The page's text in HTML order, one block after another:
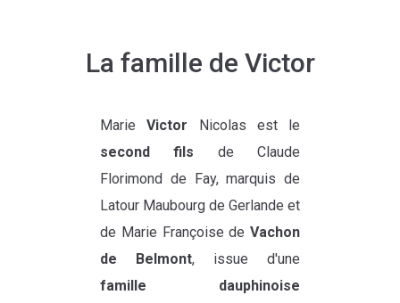
La famille de Victor
MarieVictor Nicolas est le
second fils de Claude
Florimond de Fay, marquis de
Latour Maubourg de Gerlande et
de Marie Françoise de Vachon
de Belmont, issue d'une
famille dauphinoise